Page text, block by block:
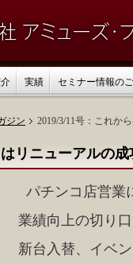
実績 セミナー情報の
ジン 2019/3/11号：これか
リニューアルの
パチンコ店営業
業績向上の切り
新台入替、イベ